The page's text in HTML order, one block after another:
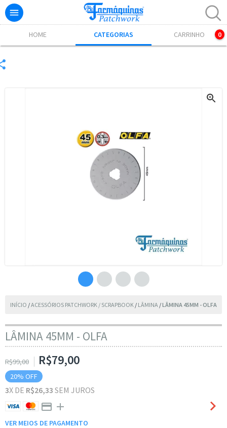
HOME CATEGORIAS CARRINHO 0
Excelente! Já adicionamos o produto ao carrinho.
INÍCIO /ACESSÓRIOS PATCHWORK / SCRAPBOOK / LÂMINA /LÂMINA 45MM - OLFA
LÂMINA 45MM - OLFA
R$99,00 R$79,00
20% OFF
3X DE R$26,33 SEM JUROS
VER MEIOS DE PAGAMENTO